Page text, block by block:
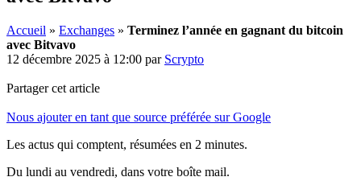
Accueil » Exchanges » Terminez l’année en gagnant du bitcoin
avec Bitvavo
12 décembre 2025 à 12:00 par Scrypto
Partager cet article
Nous ajouter en tant que source préférée sur Google
Les actus qui comptent, résumées en 2 minutes.
Du lundi au vendredi, dans votre boîte mail.